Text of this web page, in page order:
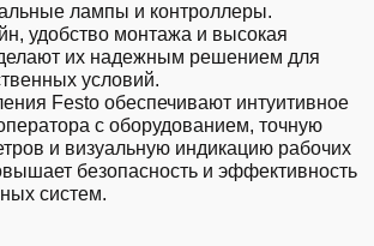
лампы и контроллеры.
удобство монтажа и высокая
делают их надежным решением для
условий.
Festo обеспечивают интуитивное
с оборудованием, точную
и визуальную индикацию рабочих
безопасность и эффективность
систем.